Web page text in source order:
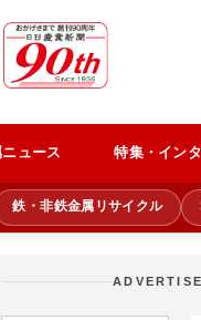
ュース 特集・イン
鉄・非鉄金属リサイクル